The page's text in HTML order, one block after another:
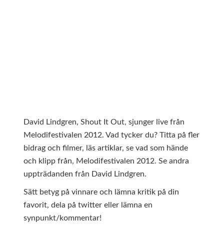
David Lindgren, Shout It Out, sjunger live från
Melodifestivalen 2012. Vad tycker du? Titta på fler
bidrag och filmer, läs artiklar, se vad som hände
och klipp från, Melodifestivalen 2012. Se andra
uppträdanden från David Lindgren.
Sätt betyg på vinnare och lämna kritik på din
favorit, dela på twitter eller lämna en
synpunkt/kommentar!